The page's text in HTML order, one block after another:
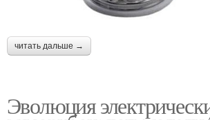
читать дальше →
Эволюция